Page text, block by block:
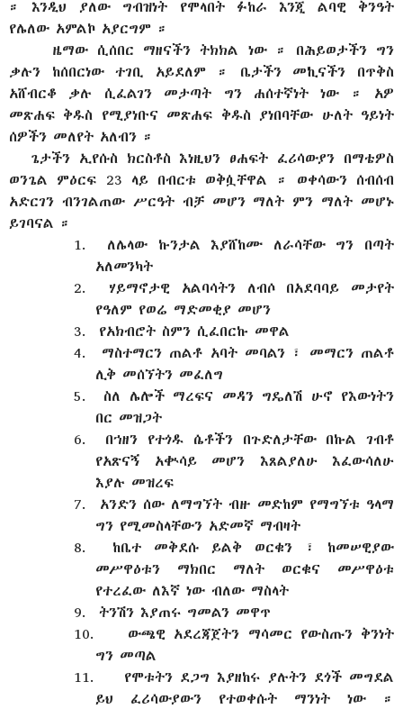
። እንዲህ ያለው ግብዝነት የሞላበት ፉከራ እንጂ ልባዊ ቅንዓት
የሌለው አምልኮ አያርግም ።
ዜማው ሲሰበር ማዘናችን ትክክል ነው ። በሕይወታችን ግን
ቃሉን ከሰበርነው ተገቢ አይደለም ። ቤታችን መኪናችን በጥቅስ
አሸብርቆ ቃሉ ሲፈልገን መታጣት ግን ሐሰተኛነት ነው ። አዎ
መጽሐፍ ቅዱስ የሚያነቡና መጽሐፍ ቅዱስ ያነበባቸው ሁለት ዓይነት
ሰዎችን መለየት አለብን ።
ጌታችን ኢየሱስ ክርስቶስ እነዚህን ፀሐፍት ፈሪሳውያን በማቴዎስ
ወንጌል ምዕርፍ 23 ላይ በብርቱ ወቅሷቸዋል ። ወቀሳውን ሰብሰብ
አድርገን ብንገልጠው ሥርዓት ብቻ መሆን ማለት ምን ማለት መሆኑ
ይገባናል ።
1. ለሌላው ኩንታል እያሸከሙ ለራሳቸው ግን በጣት
አለመንካት
2.ሃይማኖታዊ አልባሳትን ለብሶ በአደባባይ መታየት
የዓለም የወሬ ማድመቂያ መሆን
3. የአክብሮት ስምን ሲፈበርኩ መዋል
4. ማስተማርን ጠልቶ አባት መባልን ፣ መማርን ጠልቶ
ሊቅ መሰኘትን መፈለግ
5. ስለ ሌሎች ማረፍና መዳን ግዴለሽ ሁኖ የእውነትን
በር መዝጋት
6. በኀዘን የተጎዱ ሴቶችን በጉድለታቸው በኩል ገብቶ
የአጽናኝ አቊሳይ መሆን እጸልያለሁ እፈውሳለሁ
እያሉ መዝረፍ
7. አንድን ሰው ለማግኘት ብዙ መድከም የማግኘቱ ዓላማ
ግን የሚመስላቸውን አድመኛ ማብዛት
8. ከቤተ መቅደሱ ይልቅ ወርቁን ፣ ከመሠዊያው
መሥዋዕቱን ማክበር ማለት ወርቁና መሥዋዕቱ
የተረፈው ለእኛ ነው ብለው ማስላት
9. ትንሽን እያጠሩ ግመልን መዋጥ
10. ውጫዊ አደረጃጀትን ማሳመር የውስጡን ቅንነት
ግን መጣል
11. የሞቱትን ደጋግ እያዘከሩ ያሉትን ደጎች መግደል
ይህ ፈሪሳውያውን የተወቀሱት ማንነት ነው ።